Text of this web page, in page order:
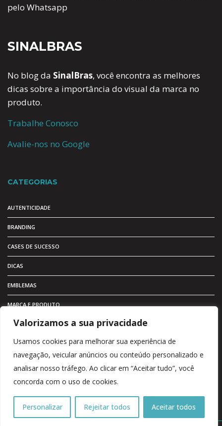
Valorizamos a sua privacidade
Usamos cookies para melhorar sua experiência de
navegação, veicular anúncios ou conteúdo personalizado e
analisar nosso tráfego. Ao clicar em “Aceitar tudo”, você
concorda com o uso de cookies.
Personalizar Rejeitar todos Aceitar todos
pelo Whatsapp
SINALBRAS
No blog da SinalBras, você encontra as melhores
dicas sobre a importância do visual da marca no
produto.
Trabalhe Conosco
Avalie-nos no Google
CATEGORIAS
AUTENTICIDADE
BRANDING
CASES DE SUCESSO
DICAS
EMBLEMAS
MARCA E PRODUTO
MARKETING
METAL ADESIVO
VALOR